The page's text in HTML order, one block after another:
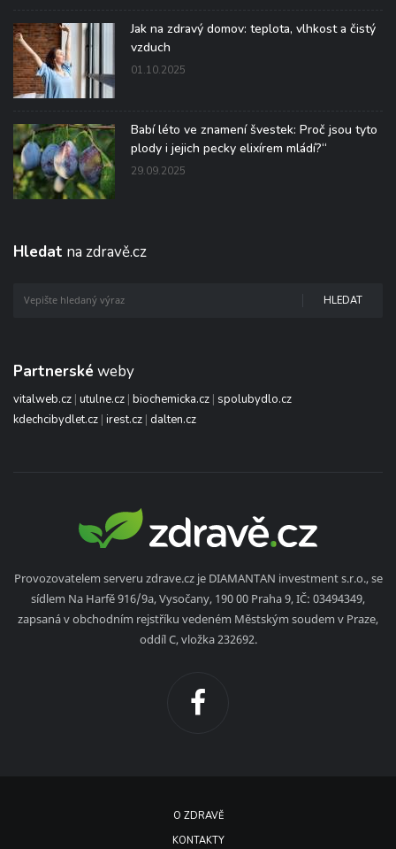
Jak na zdravý domov: teplota, vlhkost a čistý
vzduch
01.10.2025
Babí léto ve znamení švestek: Proč jsou tyto
plody i jejich pecky elixírem mládí?“
29.09.2025
Hledat na zdravě.cz
HLEDAT
Partnerské weby
vitalweb.cz | utulne.cz | biochemicka.cz | spolubydlo.cz
kdechcibydlet.cz | irest.cz | dalten.cz
Provozovatelem serveru zdrave.cz je DIAMANTAN investment s.r.o., se
sídlem Na Harfě 916/9a, Vysočany, 190 00 Praha 9, IČ: 03494349,
zapsaná v obchodním rejstříku vedeném Městským soudem v Praze,
oddíl C, vložka 232692.
O ZDRAVĚ
KONTAKTY